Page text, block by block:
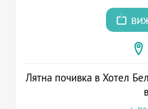
Лятна почивка в Хотел